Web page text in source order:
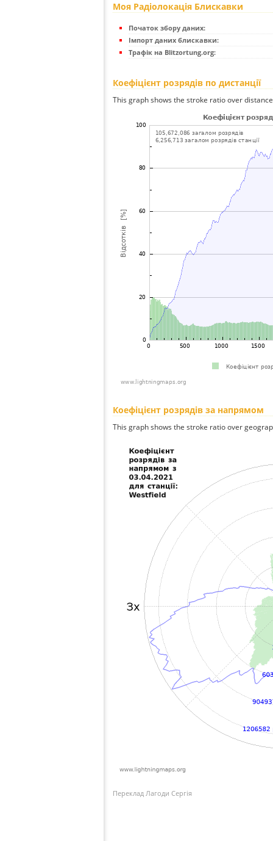
Моя Радіолокація Блискавки
Початок збору даних:
Імпорт даних блискавки:
Трафік на Blitzortung.org:
Коефіцієнт розрядів по дистанції
This graph shows the stroke ratio over
Коефіцієнт розрядів за напрямом
This graph shows the stroke ratio over
Переклад Лагоди Сергія